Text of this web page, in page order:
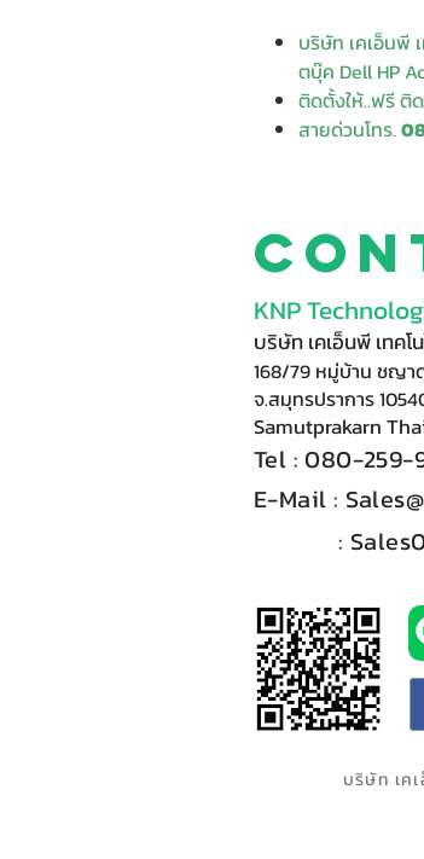
บริษัท เคเอ็นพี
ตบุ๊ค Dell HP
ติดตั้งให้..ฟรี ติ
สายด่วนโทร.
KNP
บริษัท เคเอ็นพี เทค
168/79 หมู่บ้าน ชญา
จ.สมุทรปราการ
Samutprakarn
Tel : 080-259-
E-Mail :​
:
บริษัท เค